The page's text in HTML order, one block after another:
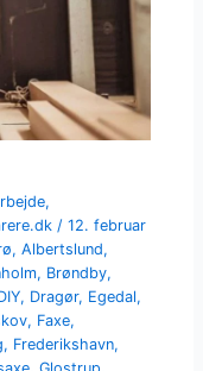
,
/12. februar
,Albertslund,
, Brøndby,
, Dragør, Egedal,
, Faxe,
, Frederikshavn,